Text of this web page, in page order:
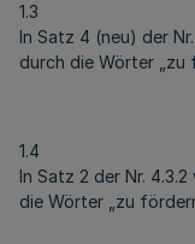
1.3
In Satz 4 (neu) der
durch die Wörter „zu
1.4
In Satz 2 der Nr.
die Wörter „zu